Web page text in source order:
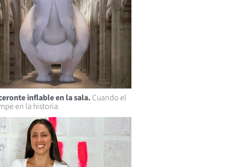
inflable en la sala. Cuando el
en la historia